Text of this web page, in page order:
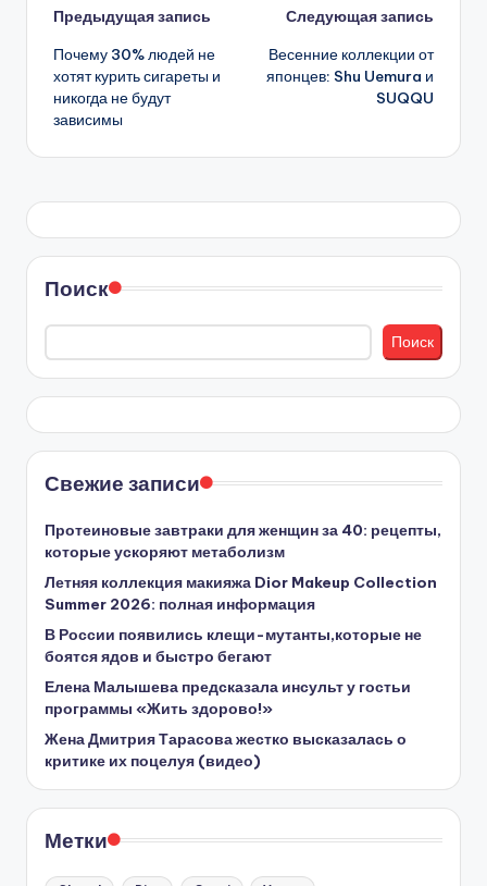
Навигация
записи
Предыдущая запись
Почему 30% людей не
хотят курить сигареты и
никогда не будут
зависимы
Следующая запись
Весенние коллекции от
японцев: Shu Uemura и
SUQQU
Поиск
Поиск
Свежие записи
Протеиновые завтраки для женщин за 40: рецепты,
которые ускоряют метаболизм
Летняя коллекция макияжа Dior Makeup Collection
Summer 2026: полная информация
В России появились клещи-мутанты,которые не
боятся ядов и быстро бегают
Елена Малышева предсказала инсульт у гостьи
программы «Жить здорово!»
Жена Дмитрия Тарасова жестко высказалась о
критике их поцелуя (видео)
Метки